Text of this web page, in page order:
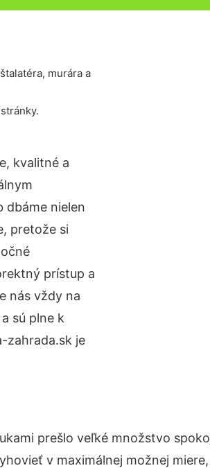
murára a
kvalitné a
dbáme nielen
pretože si
prístup a
nás vždy na
sú plne k
zahrada.sk je
prešlo veľké množstvo
v maximálnej možnej